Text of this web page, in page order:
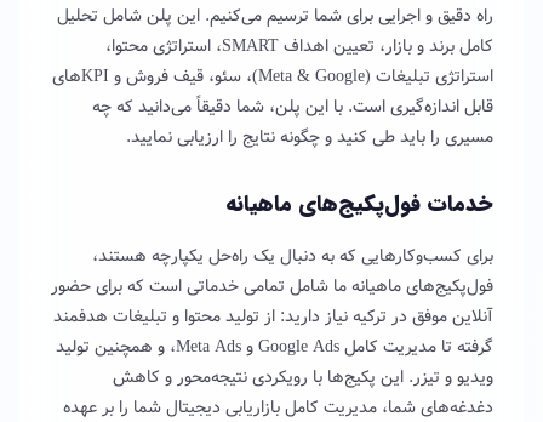
راه دقیق و اجرایی برای شما ترسیم می‌کنیم. این پلن شامل تحلیل
کامل برند و بازار، تعیین اهداف SMART، استراتژی محتوا،
استراتژی تبلیغات (Meta & Google)، سئو، قیف فروش و KPIهای
قابل اندازه‌گیری است. با این پلن، شما دقیقاً می‌دانید که چه
مسیری را باید طی کنید و چگونه نتایج را ارزیابی نمایید.
خدمات فول‌پکیج‌های ماهیانه
برای کسب‌وکارهایی که به دنبال یک راه‌حل یکپارچه هستند،
فول‌پکیج‌های ماهیانه ما شامل تمامی خدماتی است که برای حضور
آنلاین موفق در ترکیه نیاز دارید: از تولید محتوا و تبلیغات هدفمند
گرفته تا مدیریت کامل Google Ads و Meta Ads، و همچنین تولید
ویدیو و تیزر. این پکیج‌ها با رویکردی نتیجه‌محور و کاهش
دغدغه‌های شما، مدیریت کامل بازاریابی دیجیتال شما را بر عهده